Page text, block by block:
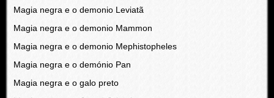
Magia negra e o demonio Leviatã
Magia negra e o demonio Mammon
Magia negra e o demonio Mephistopheles
Magia negra e o demónio Pan
Magia negra e o galo preto